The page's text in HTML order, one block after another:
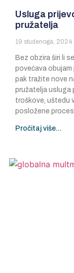
Usluga
pružatelja
19 studenoga, 2024
Bez obzira širi li
povećava
pak tražite nove
pružatelja usluga
troškove, uštedu
posložene
Pročitaj više...